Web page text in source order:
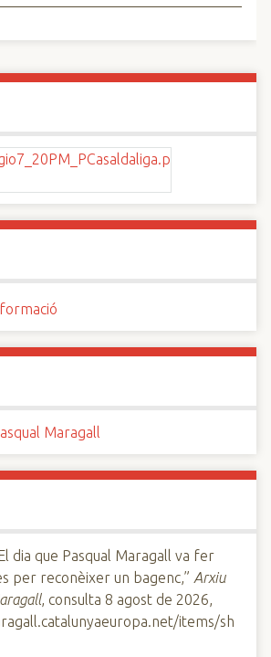
Maragall
dia que Pasqual Maragall va fer
per reconèixer un bagenc,” Arxiu
, consulta 8 agost de 2026,
items/sh